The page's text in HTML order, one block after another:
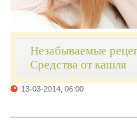
Незабываемые
Средства от кашля
13-03-2014, 06:00